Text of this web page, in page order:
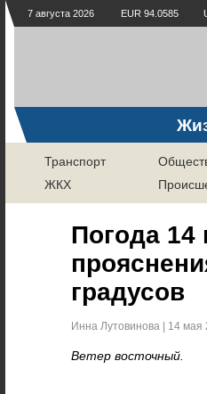
7 августа 2026 EUR 94.0585
Транспорт
ЖКХ
Погода 14
градусов
Инна Лутовинова | 14 мая
Ветер восточный.